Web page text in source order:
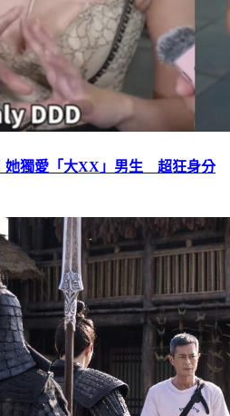
她獨愛「大XX」男生 超狂身分